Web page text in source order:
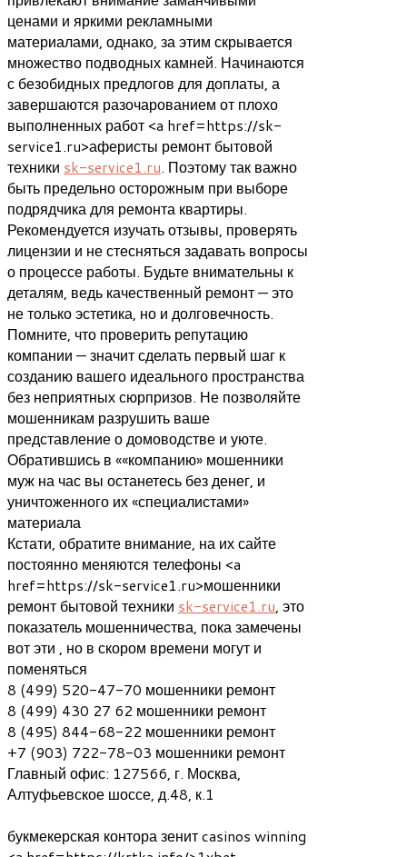
ценами и яркими рекламными
материалами, однако, за этим скрывается
множество подводных камней. Начинаются
с безобидных предлогов для доплаты, а
завершаются разочарованием от плохо
выполненных работ <a href=https://sk-
service1.ru>аферисты ремонт бытовой
техники sk-service1.ru. Поэтому так важно
быть предельно осторожным при выборе
подрядчика для ремонта квартиры.
Рекомендуется изучать отзывы, проверять
лицензии и не стесняться задавать вопросы
о процессе работы. Будьте внимательны к
деталям, ведь качественный ремонт — это
не только эстетика, но и долговечность.
Помните, что проверить репутацию
компании — значит сделать первый шаг к
созданию вашего идеального пространства
без неприятных сюрпризов. Не позволяйте
мошенникам разрушить ваше
представление о домоводстве и уюте.
Обратившись в ««компанию» мошенники
муж на час вы останетесь без денег, и
уничтоженного их «специалистами»
материала
Кстати, обратите внимание, на их сайте
постоянно меняются телефоны <a
href=https://sk-service1.ru>мошенники
ремонт бытовой техники sk-service1.ru, это
показатель мошенничества, пока замечены
вот эти , но в скором времени могут и
поменяться
8 (499) 520-47-70 мошенники ремонт
8 (499) 430 27 62 мошенники ремонт
8 (495) 844-68-22 мошенники ремонт
+7 (903) 722-78-03 мошенники ремонт
Главный офис: 127566, г. Москва,
Алтуфьевское шоссе, д.48, к.1
букмекерская контора зенит casinos winning